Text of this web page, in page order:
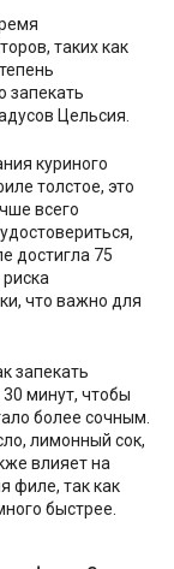
таких как
запекать
Цельсия.
куриного
толстое, это
всего
достигла 75
что важно для
запекать
минут, чтобы
более сочным.
лимонный сок,
влияет на
филе, так как
быстрее.